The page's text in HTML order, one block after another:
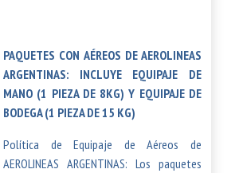
PAQUETES CON AÉREOS DE AEROLINEAS
ARGENTINAS: INCLUYE EQUIPAJE DE
MANO (1 PIEZA DE 8KG) Y EQUIPAJE DE
BODEGA (1 PIEZA DE 15 KG)
Política de Equipaje de Aéreos de
AEROLINEAS ARGENTINAS: Los paquetes